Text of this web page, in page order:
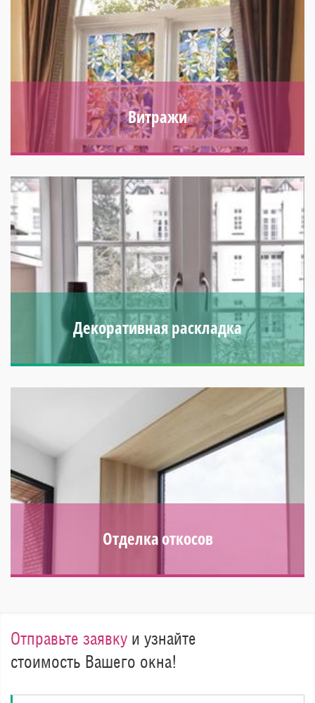
Витражи
Защищают помещение от яркого солнечного света,
любого стиля декора.
Декоративная раскладка
Фальш-переплеты и шпросы дают окнам интересный
Отделка откосов
Отделка откосов предотвращает промерзание и
Отправьте заявку и узнайте
стоимость Вашего окна!